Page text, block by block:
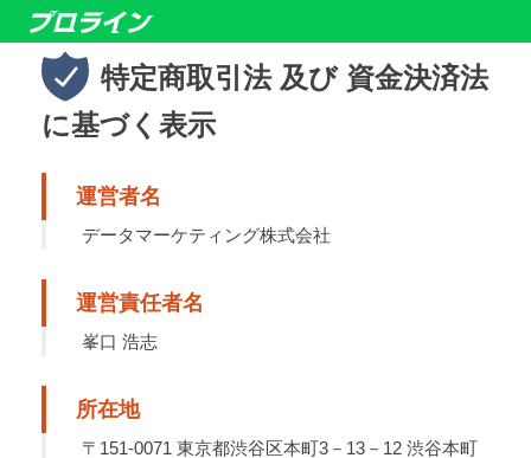
特定商取引法 及び 資金決済法
に基づく表示
運営者名
データマーケティング株式会社
運営責任者名
峯口 浩志
所在地
〒151-0071 東京都渋谷区本町3－13－12 渋谷本町